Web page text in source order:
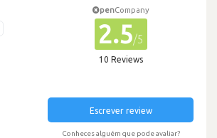
penCompany
2.5/5
10 Reviews
Escrever review
Conheces alguém que pode avaliar?